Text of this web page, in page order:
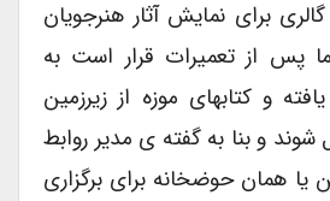
برای نمایش آثار هنرجویان
پس از تعمیرات قرار است به
و کتابهای موزه از زیرزمین
و بنا به گفته ی مدیر روابط
یا همان حوضخانه برای برگزاری